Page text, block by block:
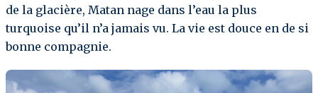
de la glacière, Matan nage dans l’eau la plus
turquoise qu’il n’a jamais vu. La vie est douce en de si
bonne compagnie.